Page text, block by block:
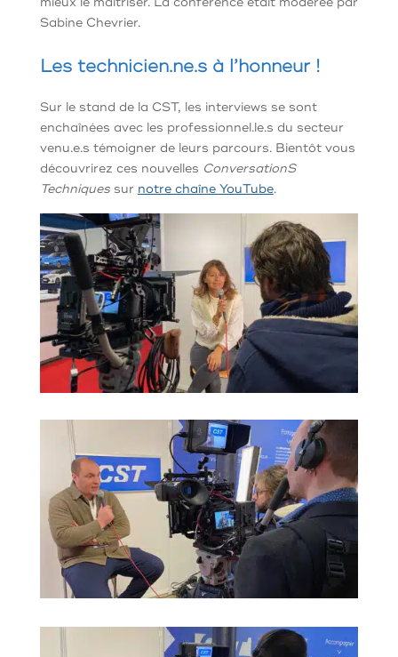
Sabine Chevrier.
Les technicien.ne.s à l’honneur !
Sur le stand de la CST, les interviews se sont
enchaînées avec les professionnel.le.s du secteur
venu.e.s témoigner de leurs parcours. Bientôt vous
découvrirez ces nouvelles ConversationS
Techniquessur notre chaîne YouTube.